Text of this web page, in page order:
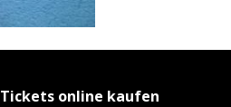
Tickets online kaufen